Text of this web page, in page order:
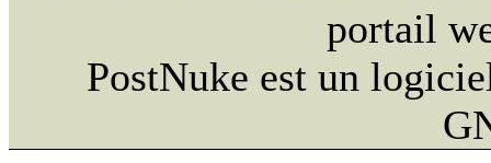
portail
PostNuke est un